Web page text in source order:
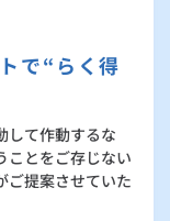
で“らく得
して作動するな
ことをご存じない
ご提案させていた